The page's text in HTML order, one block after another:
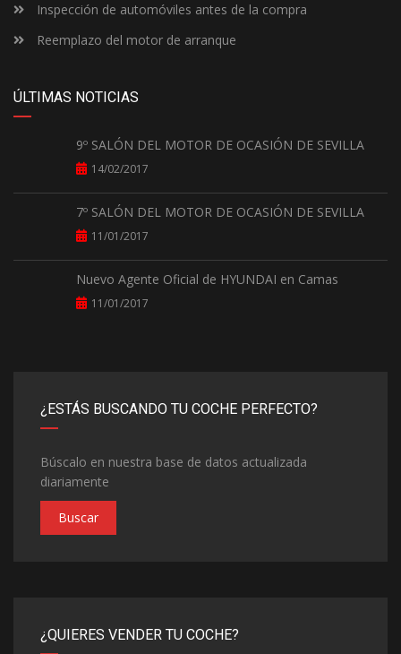
Inspección de automóviles antes de la compra
Reemplazo del motor de arranque
ÚLTIMAS NOTICIAS
9º SALÓN DEL MOTOR DE OCASIÓN DE SEVILLA
14/02/2017
7º SALÓN DEL MOTOR DE OCASIÓN DE SEVILLA
11/01/2017
Nuevo Agente Oficial de HYUNDAI en Camas
11/01/2017
¿ESTÁS BUSCANDO TU COCHE PERFECTO?
Búscalo en nuestra base de datos actualizada
diariamente
Buscar
¿QUIERES VENDER TU COCHE?